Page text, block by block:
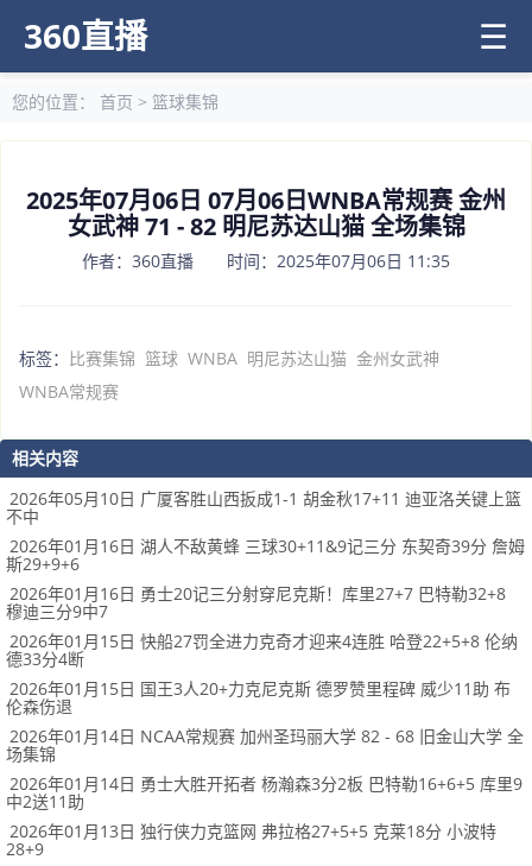
360直播 ☰
您的位置： 首页 > 篮球集锦
2025年07月06日 07月06日WNBA常规赛 金州
女武神 71 - 82 明尼苏达山猫 全场集锦
作者：360直播 时间：2025年07月06日 11:35
标签： 比赛集锦 篮球 WNBA 明尼苏达山猫 金州女武神
WNBA常规赛
相关内容
2026年05月10日 广厦客胜山西扳成1-1 胡金秋17+11 迪亚洛关键上篮
不中
2026年01月16日 湖人不敌黄蜂 三球30+11&9记三分 东契奇39分 詹姆
斯29+9+6
2026年01月16日 勇士20记三分射穿尼克斯！库里27+7 巴特勒32+8
穆迪三分9中7
2026年01月15日 快船27罚全进力克奇才迎来4连胜 哈登22+5+8 伦纳
德33分4断
2026年01月15日 国王3人20+力克尼克斯 德罗赞里程碑 威少11助 布
伦森伤退
2026年01月14日 NCAA常规赛 加州圣玛丽大学 82 - 68 旧金山大学 全
场集锦
2026年01月14日 勇士大胜开拓者 杨瀚森3分2板 巴特勒16+6+5 库里9
中2送11助
2026年01月13日 独行侠力克篮网 弗拉格27+5+5 克莱18分 小波特
28+9